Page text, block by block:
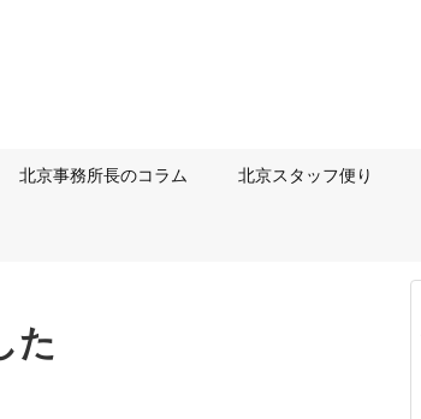
北京事務所長のコラム 北京スタッフ便り
た